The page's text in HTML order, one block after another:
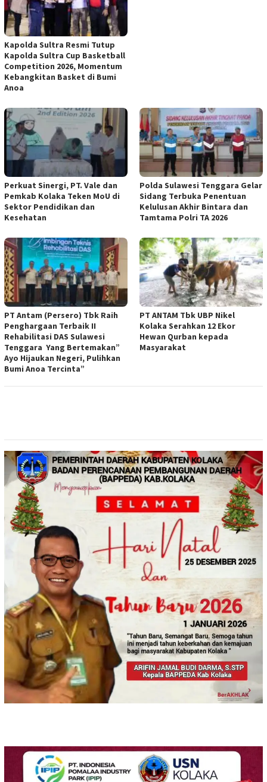
Kapolda Sultra Resmi Tutup
Kapolda Sultra Cup Basketball
Competition 2026, Momentum
Kebangkitan Basket di Bumi
Anoa
Perkuat Sinergi, PT. Vale dan
Pemkab Kolaka Teken MoU di
Sektor Pendidikan dan
Kesehatan
Polda Sulawesi Tenggara Gelar
Sidang Terbuka Penentuan
Kelulusan Akhir Bintara dan
Tamtama Polri TA 2026
PT Antam (Persero) Tbk Raih
Penghargaan Terbaik II
Rehabilitasi DAS Sulawesi
Tenggara Yang Bertemakan”
Ayo Hijaukan Negeri, Pulihkan
Bumi Anoa Tercinta”
PT ANTAM Tbk UBP Nikel
Kolaka Serahkan 12 Ekor
Hewan Qurban kepada
Masyarakat